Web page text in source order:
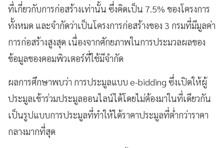
ที่เกี่ยวกับการก่อสร้างเท่านั้น ซึ่งคิดเป็น 7.5% ของโครงการ
ทั้งหมด และจำกัดว่าเป็นโครงการก่อสร้างของ 3 กรมที่มีมูลค่า
การก่อสร้างสูงสุด เนื่องจากศักยภาพในการประมวลผลของ
ข้อมูลของคอมพิวเตอร์ที่ใช้มีจำกัด
ผลการศึกษาพบว่า การประมูลแบบ e-bidding ซึ่งเปิดให้ผู้
ประมูลเข้าร่วมประมูลออนไลน์ได้โดยไม่ต้องมาในที่เดียวกัน
เป็นรูปแบบการประมูลที่ทำให้ได้ราคาประมูลที่ต่ำกว่าราคา
กลางมากที่สุด